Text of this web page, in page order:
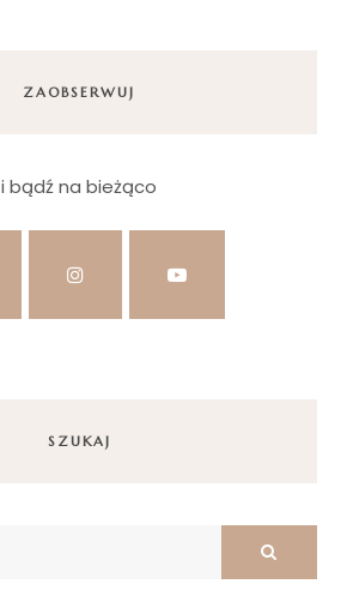
ZAOBSERWUJ
i bądź na bieżąco
SZUKAJ